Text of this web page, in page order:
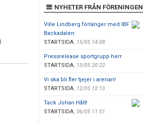
NYHETER FRÅN FÖRENINGEN
Ville Lindberg förlänger med IBF
Backadalen
STARTSIDA, 15/05 14:08
Pressrelease sportgrupp herr
STARTSIDA, 13/05 20:22
Vi ska bli fler tjejer i arenan!
STARTSIDA, 12/05 12:13
Tack Johan Hålt!
STARTSIDA, 06/05 11:51